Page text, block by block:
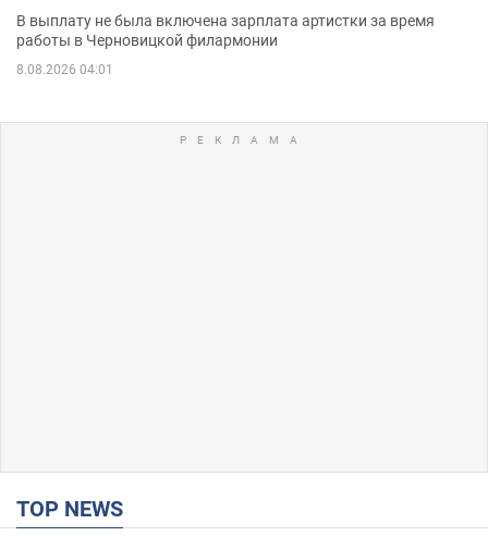
В выплату не была включена зарплата артистки за время
работы в Черновицкой филармонии
8.08.2026 04:01
TOP NEWS